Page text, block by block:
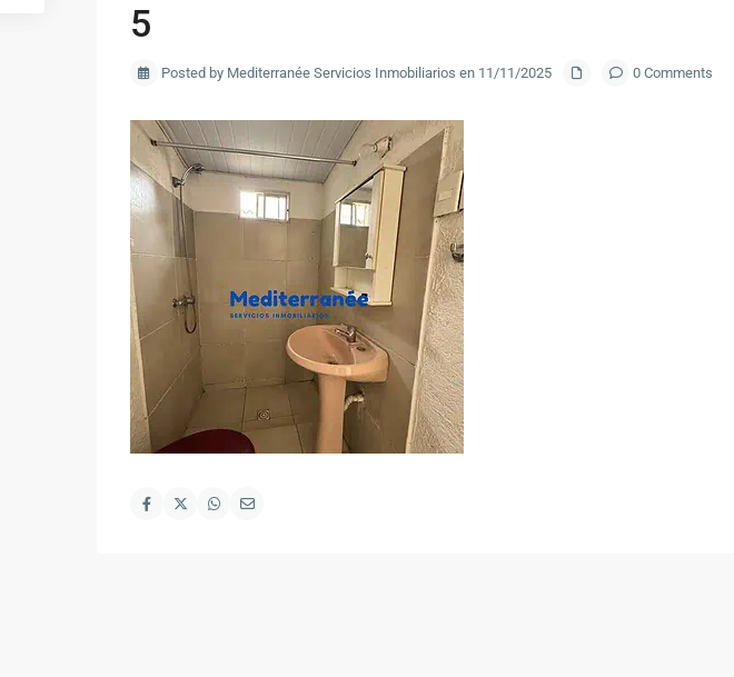
5
Posted by Mediterranée Servicios Inmobiliarios en 11/11/2025 0 Comments